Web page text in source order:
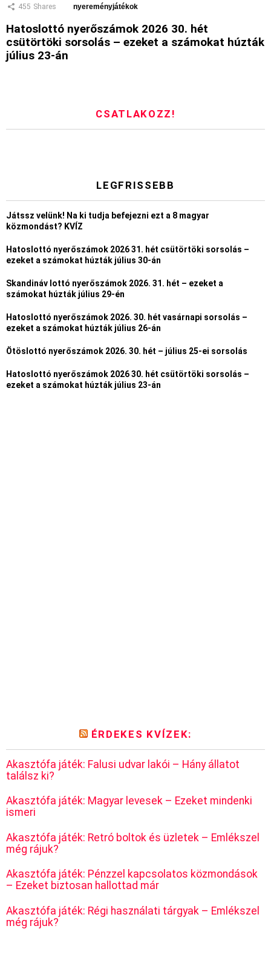
455 Shares nyereményjátékok
Hatoslottó nyerőszámok 2026 30. hét
csütörtöki sorsolás – ezeket a számokat húzták
július 23-án
CSATLAKOZZ!
LEGFRISSEBB
Játssz velünk! Na ki tudja befejezni ezt a 8 magyar
közmondást? KVÍZ
Hatoslottó nyerőszámok 2026 31. hét csütörtöki sorsolás –
ezeket a számokat húzták július 30-án
Skandináv lottó nyerőszámok 2026. 31. hét – ezeket a
számokat húzták július 29-én
Hatoslottó nyerőszámok 2026. 30. hét vasárnapi sorsolás –
ezeket a számokat húzták július 26-án
Ötöslottó nyerőszámok 2026. 30. hét – július 25-ei sorsolás
Hatoslottó nyerőszámok 2026 30. hét csütörtöki sorsolás –
ezeket a számokat húzták július 23-án
ÉRDEKES KVÍZEK:
Akasztófa játék: Falusi udvar lakói – Hány állatot
találsz ki?
Akasztófa játék: Magyar levesek – Ezeket mindenki
ismeri
Akasztófa játék: Retró boltok és üzletek – Emlékszel
még rájuk?
Akasztófa játék: Pénzzel kapcsolatos közmondások
– Ezeket biztosan hallottad már
Akasztófa játék: Régi használati tárgyak – Emlékszel
még rájuk?